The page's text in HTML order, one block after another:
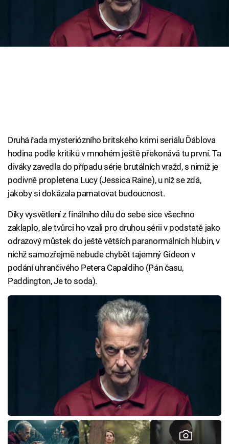
Sledujte nás
Druhá řada mysteriózního britského krimi seriálu Ďáblova
hodina podle kritiků v mnohém ještě překonává tu první. Ta
diváky zavedla do případu série brutálních vražd, s nimiž je
podivně propletena Lucy (Jessica Raine), u níž se zdá,
jakoby si dokázala pamatovat budoucnost.
Díky vysvětlení z finálního dílu do sebe sice všechno
zaklaplo, ale tvůrci ho vzali pro druhou sérii v podstatě jako
odrazový můstek do ještě větších paranormálních hlubin, v
nichž samozřejmě nebude chybět tajemný Gideon v
podání uhrančivého Petera Capaldiho (Pán času,
Paddington, Je to soda).